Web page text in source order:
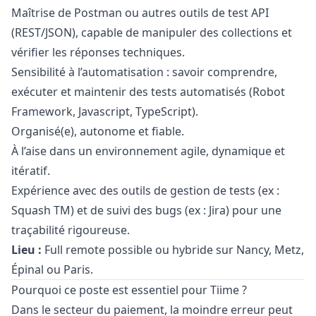
Maîtrise de Postman ou autres outils de test API
(REST/JSON), capable de manipuler des collections et
vérifier les réponses techniques.
Sensibilité à l’automatisation : savoir comprendre,
exécuter et maintenir des tests automatisés (Robot
Framework, Javascript, TypeScript).
Organisé(e), autonome et fiable.
À l’aise dans un environnement agile, dynamique et
itératif.
Expérience avec des outils de gestion de tests (ex :
Squash TM) et de suivi des bugs (ex : Jira) pour une
traçabilité rigoureuse.
Lieu : Full remote possible ou hybride sur Nancy, Metz,
Épinal ou Paris.
Pourquoi ce poste est essentiel pour Tiime ?
Dans le secteur du paiement, la moindre erreur peut